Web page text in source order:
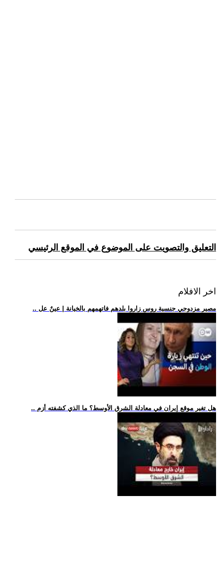
التعليق والتصويت على الموضوع في الموقع الرئيسي
اخر الافلام
.. مصير مزدوجي جنسية روس زاروا بلدهم فاتهمهم بالخيانة | عينٌ عل
.. هل تغير موقع إيران في معادلة الشرق الأوسط؟ ما الذي كشفته أزم